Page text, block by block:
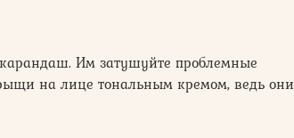
Им затушуйте проблемные
на лице тональным кремом, ведь они